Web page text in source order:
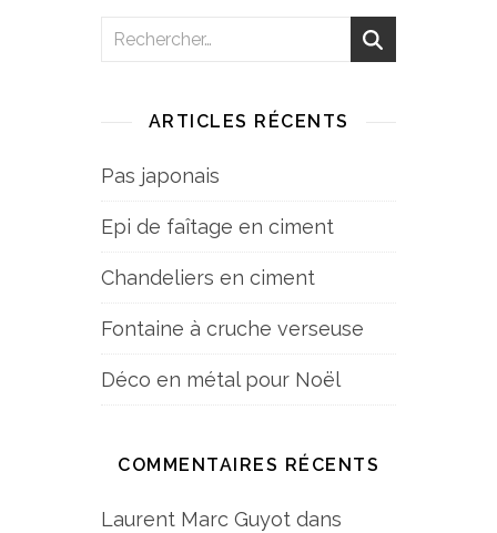
ARTICLES RÉCENTS
Pas japonais
Epi de faîtage en ciment
Chandeliers en ciment
Fontaine à cruche verseuse
Déco en métal pour Noël
COMMENTAIRES RÉCENTS
Laurent Marc Guyot dans